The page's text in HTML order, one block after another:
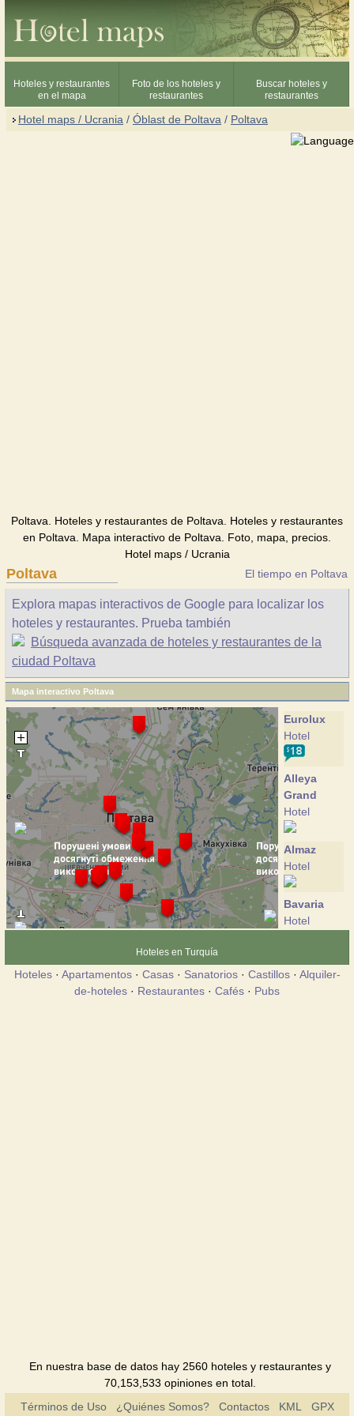
Hoteles y restaurantes
en el mapa
Foto de los hoteles y
restaurantes
Buscar hoteles y
restaurantes
Hotel maps / Ucrania / Óblast de Poltava / Poltava
Poltava. Hoteles y restaurantes de Poltava. Hoteles y restaurantes
en Poltava. Mapa interactivo de Poltava. Foto, mapa, precios.
Hotel maps / Ucrania
Poltava El tiempo en Poltava
Explora mapas interactivos de Google para localizar los
hoteles y restaurantes. Prueba también
Búsqueda avanzada de hoteles y restaurantes de la
ciudad Poltava
Mapa interactivo Poltava
Eurolux
Hotel
Alleya
Grand
Hotel
Almaz
Hotel
Bavaria
Hotel
provincia
Hotel
Riviera
Hoteles en Turquía
Hoteles· Apartamentos· Casas· Sanatorios· Castillos· Alquiler-
de-hoteles · Restaurantes · Cafés · Pubs
En nuestra base de datos hay 2560 hoteles y restaurantes y
70,153,533 opiniones en total.
Términos de Uso
¿Quiénes Somos? Contactos KML GPX